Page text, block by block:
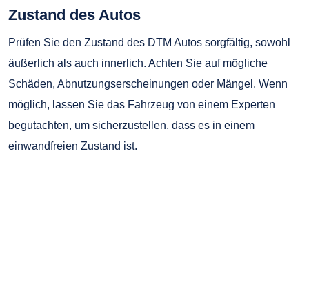
Zustand des Autos
Prüfen Sie den Zustand des DTM Autos sorgfältig, sowohl
äußerlich als auch innerlich. Achten Sie auf mögliche
Schäden, Abnutzungserscheinungen oder Mängel. Wenn
möglich, lassen Sie das Fahrzeug von einem Experten
begutachten, um sicherzustellen, dass es in einem
einwandfreien Zustand ist.